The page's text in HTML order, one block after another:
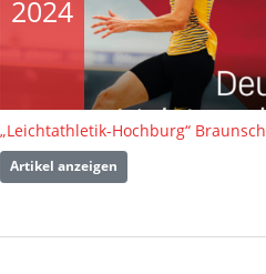
2024
Artikel anzeigen